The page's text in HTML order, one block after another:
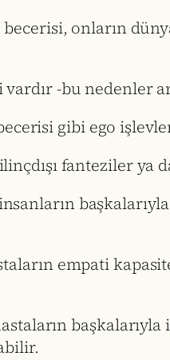
onların
-bu nedenler
gibi ego
fanteziler ya
empati